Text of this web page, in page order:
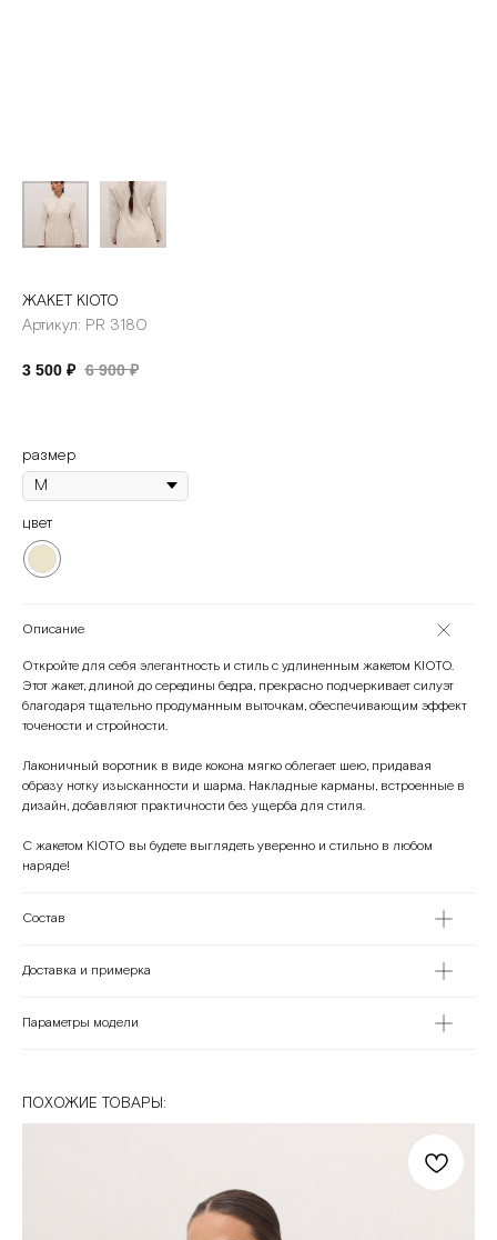
ЖАКЕТ KIOTO
Артикул: PR 3180
3 500 ₽ 6 900 ₽
размер
цвет
Описание
Откройте для себя элегантность и стиль с удлиненным жакетом KIOTO.
Этот жакет, длиной до середины бедра, прекрасно подчеркивает силуэт
благодаря тщательно продуманным выточкам, обеспечивающим эффект
точености и стройности.
Лаконичный воротник в виде кокона мягко облегает шею, придавая
образу нотку изысканности и шарма. Накладные карманы, встроенные в
дизайн, добавляют практичности без ущерба для стиля.
С жакетом KIOTO вы будете выглядеть уверенно и стильно в любом
наряде!
Состав
Доставка и примерка
Параметры модели
ПОХОЖИЕ ТОВАРЫ: